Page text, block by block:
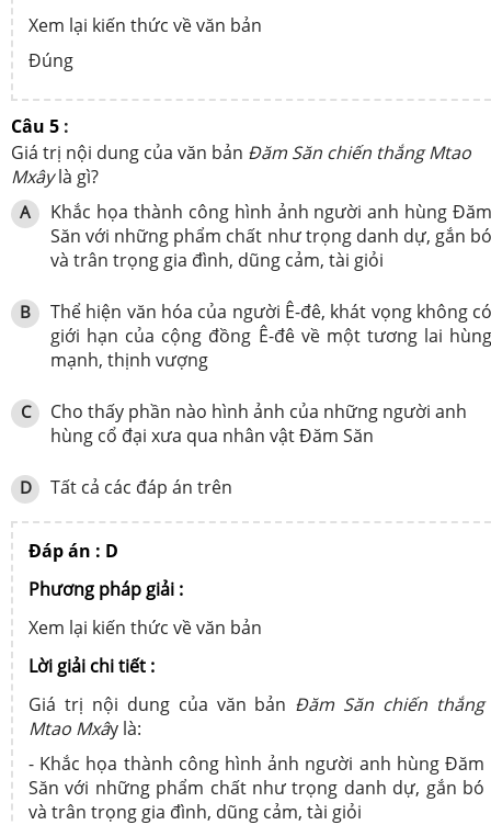
Xem lại kiến thức về văn bản
Đúng
Câu 5 :
Giá trị nội dung của văn bản Đăm Săn chiến thắng Mtao
Mxâylà gì?
A
Khắc họa thành công hình ảnh người anh hùng
Săn với những phẩm chất như trọng danh dự, gắn
và trân trọng gia đình, dũng cảm, tài giỏi
B Thể hiện văn hóa của người Ê-đê, khát vọng không
giới hạn của cộng đồng Ê-đê về một tương lai
mạnh, thịnh vượng
C
Cho thấy phần nào hình ảnh của những người anh
hùng cổ đại xưa qua nhân vật Đăm Săn
D Tất cả các đáp án trên
Đáp án : D
Phương pháp giải :
Xem lại kiến thức về văn bản
Lời giải chi tiết :
Giá trị nội dung của văn bản Đăm Săn chiến thắng
Mtao Mxây là:
- Khắc họa thành công hình ảnh người anh hùng Đăm
Săn với những phẩm chất như trọng danh dự, gắn bó
và trân trọng gia đình, dũng cảm, tài giỏi